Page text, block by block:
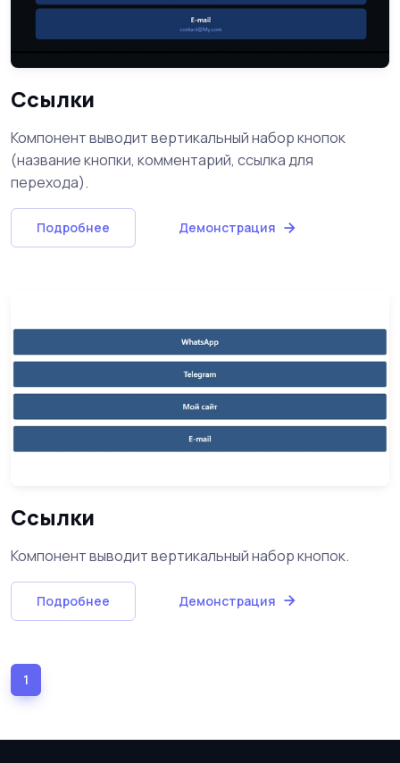
Ссылки
Компонент выводит вертикальный набор кнопок
(название кнопки, комментарий, ссылка для
перехода).
Подробнее Демонстрация
Ссылки
Компонент выводит вертикальный набор кнопок.
Подробнее Демонстрация
1(current)